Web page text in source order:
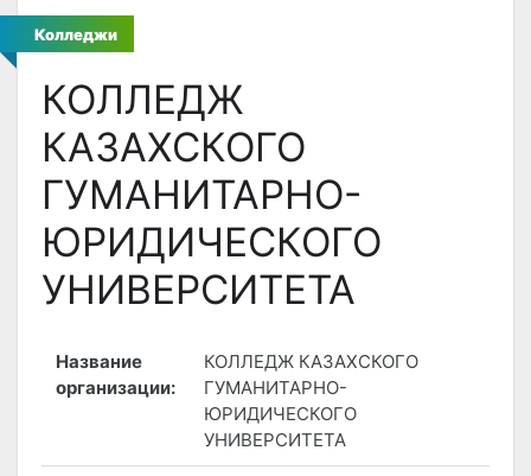
Колледжи
КОЛЛЕДЖ
КАЗАХСКОГО
ГУМАНИТАРНО-
ЮРИДИЧЕСКОГО
УНИВЕРСИТЕТА
Название
организации:
КОЛЛЕДЖ КАЗАХСКОГО
ГУМАНИТАРНО-
ЮРИДИЧЕСКОГО
УНИВЕРСИТЕТА